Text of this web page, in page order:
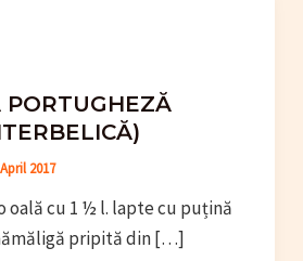
2017
oală cu 1 ½ l. lapte cu puțină
pripită din […]